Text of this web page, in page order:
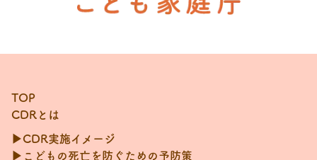
TOP
CDRとは
▶CDR実施イメージ
▶こどもの死亡を防ぐための予防策